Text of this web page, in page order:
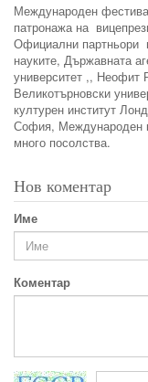
Международен
патронажа на
Официални партньори
науките, Държавната
университет ,, Неофит
Великотърновски
културен институт
София, Международен
много посолства.
Нов коментар
Име
Коментар